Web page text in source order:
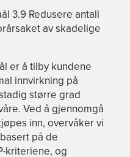
3.9 Redusere antall
av skadelige
er å tilby kundene
innvirkning på
større grad
Ved å gjennomgå
inn, overvåker vi
på de
kriteriene, og